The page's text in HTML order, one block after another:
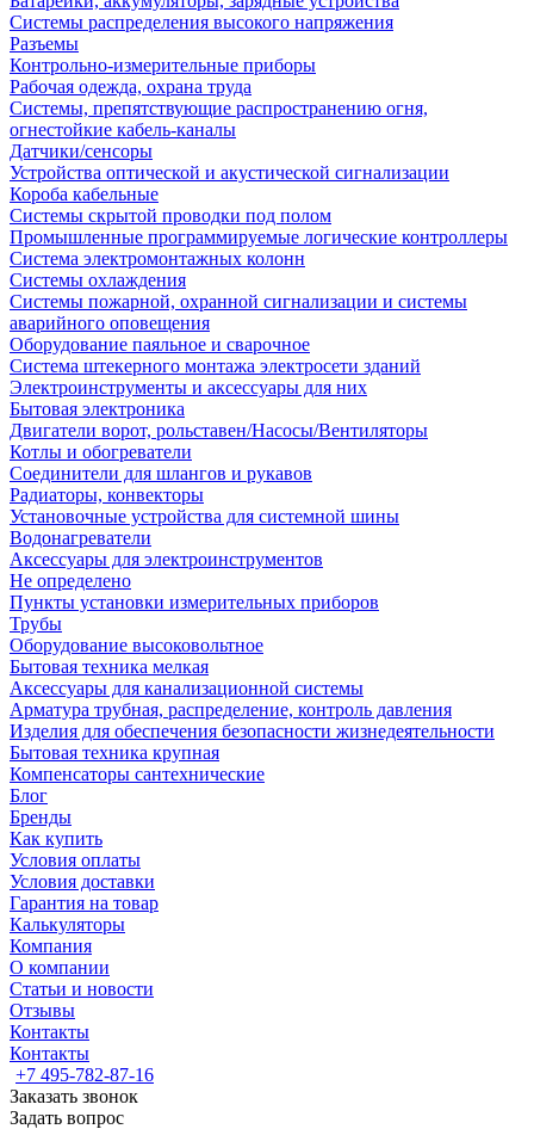
Системы распределения высокого напряжения
Разъемы
Контрольно-измерительные приборы
Рабочая одежда, охрана труда
Системы, препятствующие распространению огня,
огнестойкие кабель-каналы
Датчики/сенсоры
Устройства оптической и акустической сигнализации
Короба кабельные
Системы скрытой проводки под полом
Промышленные программируемые логические контроллеры
Система электромонтажных колонн
Системы охлаждения
Системы пожарной, охранной сигнализации и системы
аварийного оповещения
Оборудование паяльное и сварочное
Система штекерного монтажа электросети зданий
Электроинструменты и аксессуары для них
Бытовая электроника
Двигатели ворот, рольставен/Насосы/Вентиляторы
Котлы и обогреватели
Соединители для шлангов и рукавов
Радиаторы, конвекторы
Установочные устройства для системной шины
Водонагреватели
Аксессуары для электроинструментов
Не определено
Пункты установки измерительных приборов
Трубы
Оборудование высоковольтное
Бытовая техника мелкая
Аксессуары для канализационной системы
Арматура трубная, распределение, контроль давления
Изделия для обеспечения безопасности жизнедеятельности
Бытовая техника крупная
Компенсаторы сантехнические
Блог
Бренды
Как купить
Условия оплаты
Условия доставки
Гарантия на товар
Калькуляторы
Компания
О компании
Статьи и новости
Отзывы
Контакты
Контакты
+7 495-782-87-16
Заказать звонок
Задать вопрос